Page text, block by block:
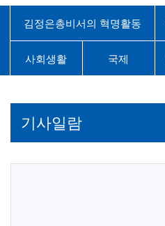
김정은총비서의 혁명활동
사회생활 국제
기사일람